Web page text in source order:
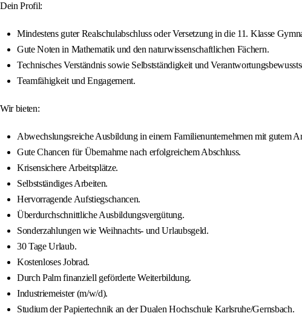
Dein Profil:
Mindestens guter Realschulabschluss oder Versetzung in die 11. Klasse
Gute Noten in Mathematik und den naturwissenschaftlichen Fächern.
Technisches Verständnis sowie Selbstständigkeit und
Teamfähigkeit und Engagement.
Wir bieten:
Abwechslungsreiche Ausbildung in einem Familienunternehmen mit gutem
Gute Chancen für Übernahme nach erfolgreichem Abschluss.
Krisensichere Arbeitsplätze.
Selbstständiges Arbeiten.
Hervorragende Aufstiegschancen.
Überdurchschnittliche Ausbildungsvergütung.
Sonderzahlungen wie Weihnachts- und Urlaubsgeld.
30 Tage Urlaub.
Kostenloses Jobrad.
Durch Palm finanziell geförderte Weiterbildung.
Industriemeister (m/w/d).
Studium der Papiertechnik an der Dualen Hochschule Karlsruhe/Gernsbach.